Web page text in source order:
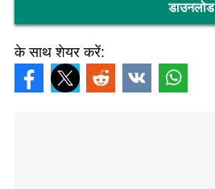
डाउनलोड
के साथ शेयर करें: